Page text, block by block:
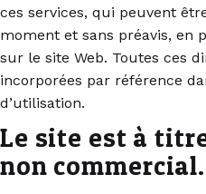
ces services, qui peuvent
moment et sans préavis, en
sur le site Web. Toutes ces
incorporées par référence
d’utilisation.
Le site est à
non commercial.